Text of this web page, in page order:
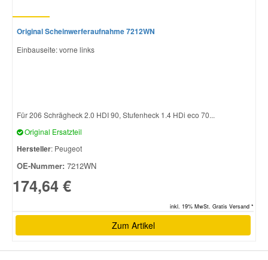
Original Scheinwerferaufnahme 7212WN
Einbauseite: vorne links
Für 206 Schrägheck 2.0 HDI 90, Stufenheck 1.4 HDi eco 70...
Original Ersatzteil
Hersteller: Peugeot
OE-Nummer: 7212WN
174,64 €
inkl. 19% MwSt. Gratis Versand *
Zum Artikel
Vauxhall Ersatzteile